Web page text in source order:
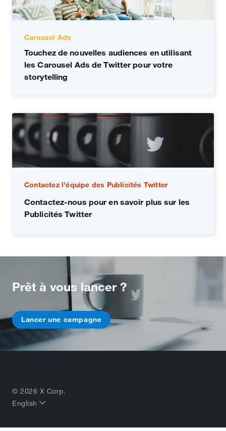
Carousel Ads
Touchez de nouvelles audiences en utilisant
les Carousel Ads de Twitter pour votre
storytelling
Contactez l'équipe des Publicités Twitter
Contactez‑nous pour en savoir plus sur les
Publicités Twitter
Prêt à vous lancer ?
Lancer une campagne
© 2026 X Corp.
English